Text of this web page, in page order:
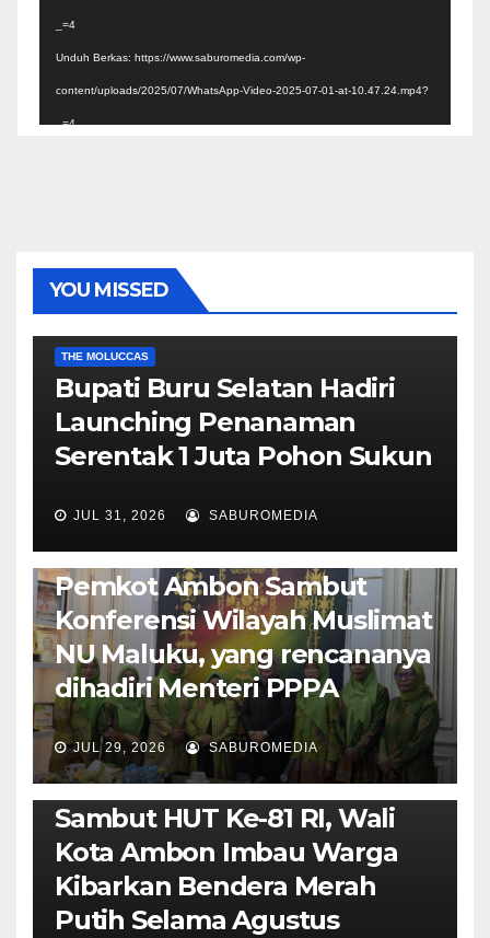
_=4
Unduh Berkas: https://www.saburomedia.com/wp-
content/uploads/2025/07/WhatsApp-Video-2025-07-01-at-10.47.24.mp4?
_=4
YOU MISSED
THE MOLUCCAS
Bupati Buru Selatan Hadiri
Launching Penanaman
Serentak 1 Juta Pohon Sukun
JUL 31, 2026 SABUROMEDIA
AMBON METRO JURNALISME AKTIVIS
POLITIK & PEMERINTAHAN
Pemkot Ambon Sambut
Konferensi Wilayah Muslimat
NU Maluku, yang rencananya
dihadiri Menteri PPPA
JUL 29, 2026 SABUROMEDIA
AMBON METRO POLITIK & PEMERINTAHAN
Sambut HUT Ke-81 RI, Wali
Kota Ambon Imbau Warga
Kibarkan Bendera Merah
Putih Selama Agustus